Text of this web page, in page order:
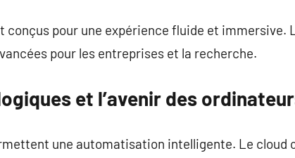
conçus pour une expérience fluide et immersive.
pour les entreprises et la recherche.
et l’avenir des
une automatisation intelligente. Le cloud